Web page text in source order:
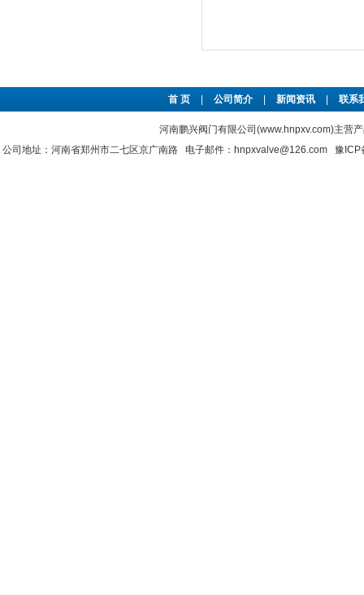
首 页 公司简介 新闻资讯 联系
河南鹏兴阀门有限公司(www.hnpxv.com)主营
公司地址：河南省郑州市二七区京广南路 电子邮件：hnpxvalve@126.com 豫ICP